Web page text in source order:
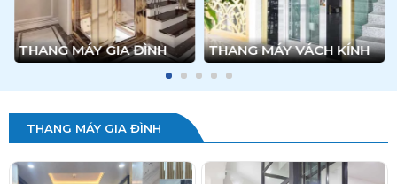
THANG MÁY GIA ĐÌNH THANG MÁY VÁCH KÍNH
THANG MÁY GIA ĐÌNH